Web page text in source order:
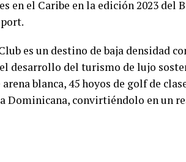
en el Caribe en la edición 2023 del
es un destino de baja densidad
desarrollo del turismo de lujo
blanca, 45 hoyos de golf de
Dominicana, convirtiéndolo en un